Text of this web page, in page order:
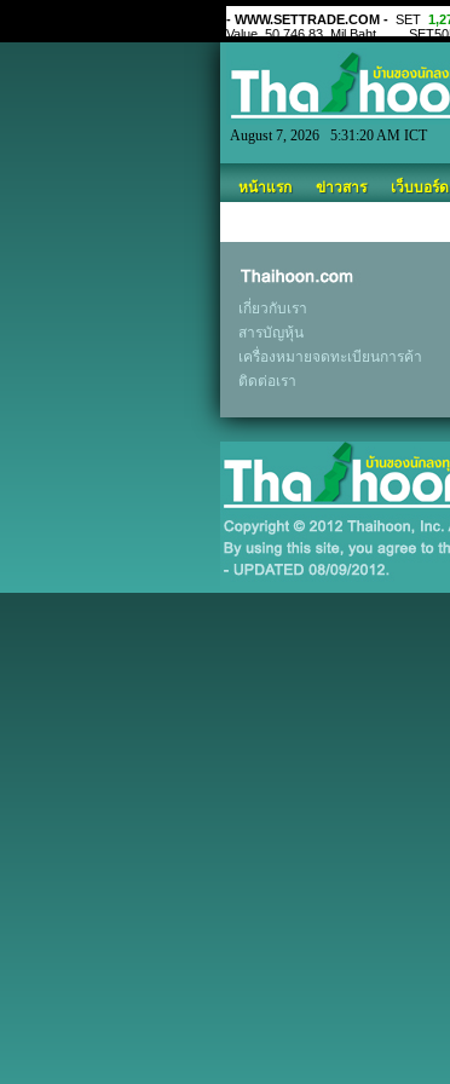
August 7, 2026 5:31:20 AM ICT
หน้าแรก ข่าวสาร เว็บบอร์ด
เกี่ยวกับเรา
สารบัญหุ้น
เครื่องหมายจดทะเบียนการค้า
ติดต่อเรา